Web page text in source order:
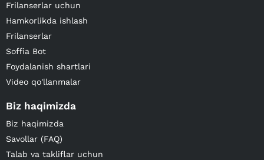
Frilanserlar uchun
Hamkorlikda ishlash
Frilanserlar
Soffia Bot
Foydalanish shartlari
Video qo'llanmalar
Biz haqimizda
Biz haqimizda
Savollar (FAQ)
Talab va takliflar uchun